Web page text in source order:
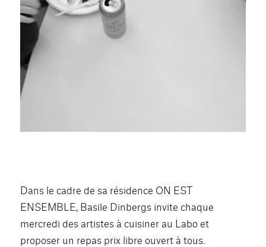
Dans le cadre de sa résidence ON EST
ENSEMBLE, Basile Dinbergs invite chaque
mercredi des artistes à cuisiner au Labo et
proposer un repas prix libre ouvert à tous.